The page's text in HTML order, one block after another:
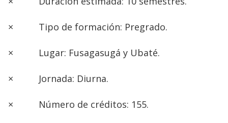
× Tipo de formación: Pregrado.
× Lugar: Fusagasugá y Ubaté.
× Jornada: Diurna.
× Número de créditos: 155.